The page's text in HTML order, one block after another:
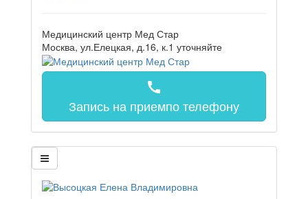
Медицинский центр Мед Стар
Москва, ул.Елецкая, д.16, к.1 уточняйте
call
Запись на приемпо телефону